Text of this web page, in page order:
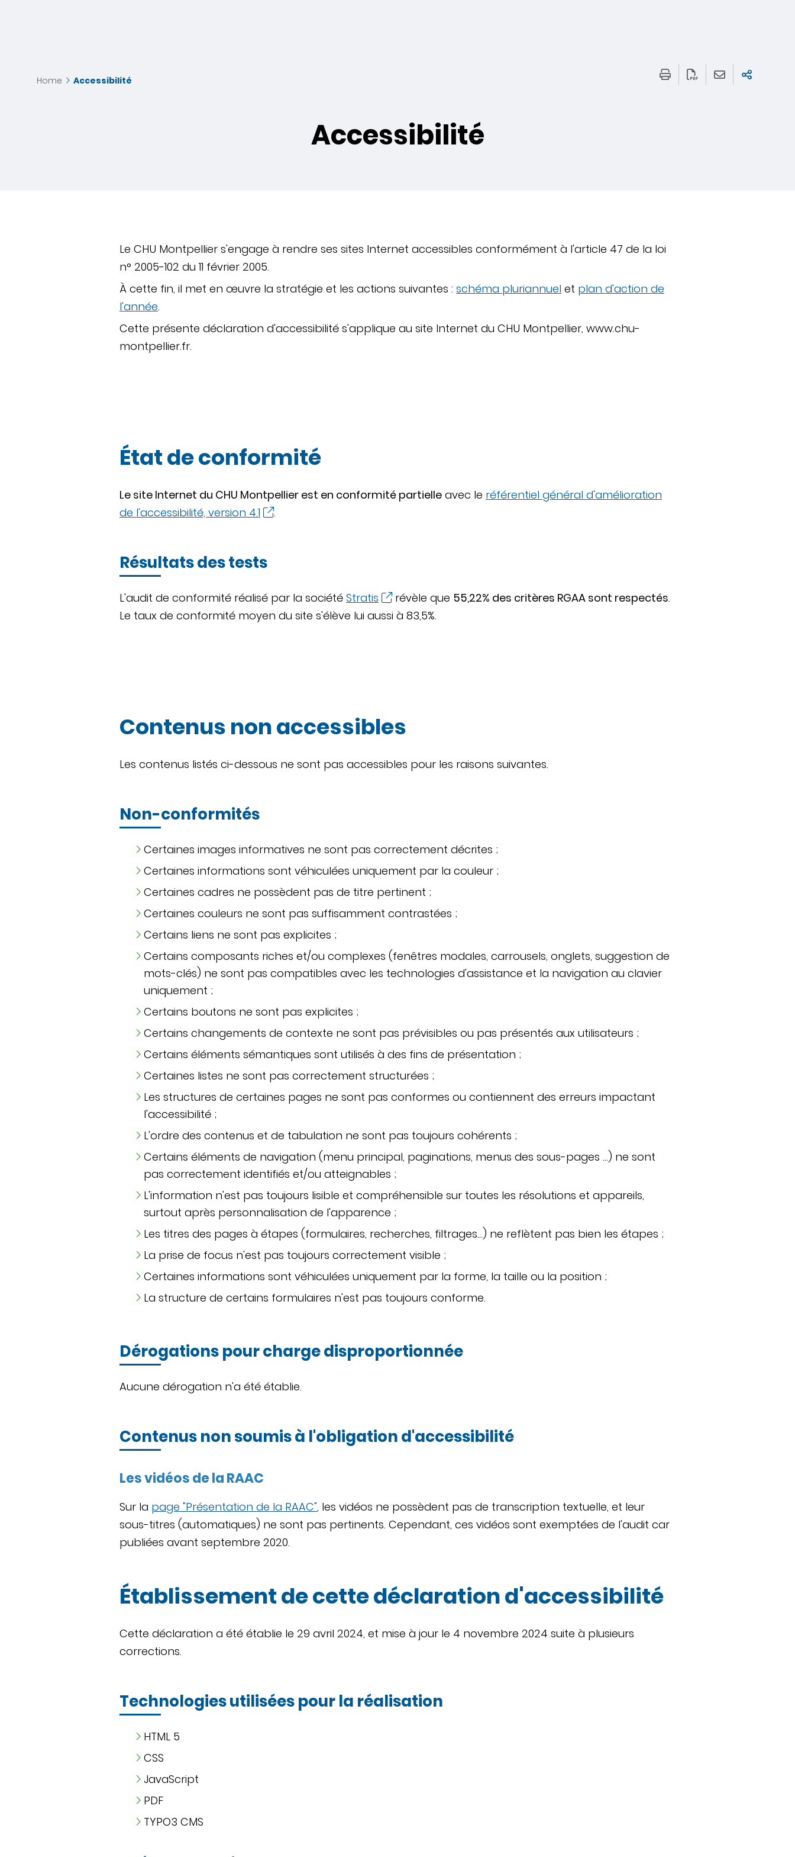
Home Accessibilité
Accessibilité
Le CHU Montpellier s'engage à rendre ses sites Internet accessibles conformément à l'article 47 de la loi
n° 2005-102 du 11 février 2005.
À cette fin, il met en œuvre la stratégie et les actions suivantes : schéma pluriannuel et plan d'action de
l'année.
Cette présente déclaration d'accessibilité s'applique au site Internet du CHU Montpellier, www.chu-
montpellier.fr.
État de conformité
Le site Internet du CHU Montpellier est en conformité partielle avec le référentiel général d'amélioration
de l'accessibilité, version 4.1
.
Résultats des tests
L'audit de conformité réalisé par la société Stratis révèle que 55,22% des critères RGAA sont respectés.
Le taux de conformité moyen du site s'élève lui aussi à 83,5%.
Contenus non accessibles
Les contenus listés ci-dessous ne sont pas accessibles pour les raisons suivantes.
Non-conformités
Certaines images informatives ne sont pas correctement décrites ;
Certaines informations sont véhiculées uniquement par la couleur ;
Certaines cadres ne possèdent pas de titre pertinent ;
Certaines couleurs ne sont pas suffisamment contrastées ;
Certains liens ne sont pas explicites ;
Certains composants riches et/ou complexes (fenêtres modales, carrousels, onglets, suggestion de
mots-clés) ne sont pas compatibles avec les technologies d'assistance et la navigation au clavier
uniquement ;
Certains boutons ne sont pas explicites ;
Certains changements de contexte ne sont pas prévisibles ou pas présentés aux utilisateurs ;
Certains éléments sémantiques sont utilisés à des fins de présentation ;
Certaines listes ne sont pas correctement structurées ;
Les structures de certaines pages ne sont pas conformes ou contiennent des erreurs impactant
l'accessibilité ;
L'ordre des contenus et de tabulation ne sont pas toujours cohérents ;
Certains éléments de navigation (menu principal, paginations, menus des sous-pages …) ne sont
pas correctement identifiés et/ou atteignables ;
L'information n'est pas toujours lisible et compréhensible sur toutes les résolutions et appareils,
surtout après personnalisation de l'apparence ;
Les titres des pages à étapes (formulaires, recherches, filtrages…) ne reflètent pas bien les étapes ;
La prise de focus n'est pas toujours correctement visible ;
Certaines informations sont véhiculées uniquement par la forme, la taille ou la position ;
La structure de certains formulaires n'est pas toujours conforme.
Dérogations pour charge disproportionnée
Aucune dérogation n'a été établie.
Contenus non soumis à l'obligation d'accessibilité
Les vidéos de la RAAC
Sur la page "Présentation de la RAAC", les vidéos ne possèdent pas de transcription textuelle, et leur
sous-titres (automatiques) ne sont pas pertinents. Cependant, ces vidéos sont exemptées de l'audit car
publiées avant septembre 2020.
Établissement de cette déclaration d'accessibilité
Cette déclaration a été établie le 29 avril 2024, et mise à jour le 4 novembre 2024 suite à plusieurs
corrections.
Technologies utilisées pour la réalisation
HTML 5
CSS
JavaScript
PDF
TYPO3 CMS